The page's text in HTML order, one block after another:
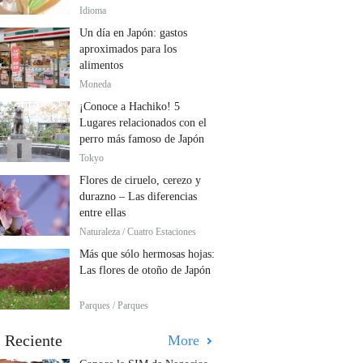
Idioma
Un día en Japón: gastos
aproximados para los
alimentos
Moneda
¡Conoce a Hachiko! 5
Lugares relacionados con el
perro más famoso de Japón
Tokyo
Flores de ciruelo, cerezo y
durazno – Las diferencias
entre ellas
Naturaleza / Cuatro Estaciones
Más que sólo hermosas hojas:
Las flores de otoño de Japón
Parques / Parques
Reciente More